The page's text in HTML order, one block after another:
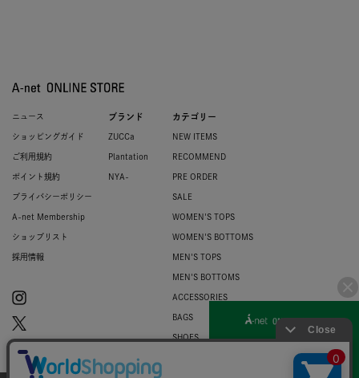
ニュース
ショッピングガイド
ご利用規約
ポイント規約
プライバシーポリシー
A-net Membership
ショップリスト
採用情報
ブランド
ZUCCa
Plantation
NYA-
カテゴリー
NEW ITEMS
RECOMMEND
PRE ORDER
SALE
WOMEN'S TOPS
WOMEN'S BOTTOMS
MEN'S TOPS
MEN'S BOTTOMS
ACCESSORIES
BAGS
SHOES